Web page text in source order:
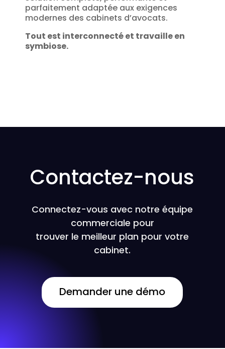
parfaitement adaptée aux exigences
modernes des cabinets d’avocats.
Tout est interconnecté et travaille en
symbiose.
Contactez-nous
Connectez-vous avec notre équipe
commerciale pour
trouver le meilleur plan pour votre
cabinet.
Demander une démo